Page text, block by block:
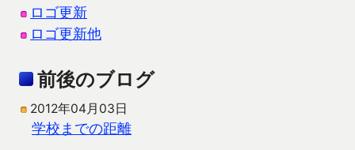
ロゴ更新
ロゴ更新他
前後のブログ
2012年04月03日
学校までの距離